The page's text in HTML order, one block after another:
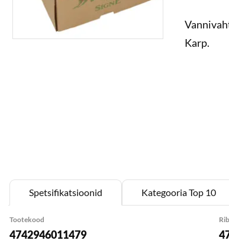
Spetsifikatsioonid Kategooria Top 10
Tootekood
4742946011479